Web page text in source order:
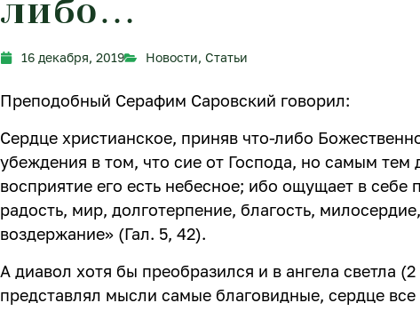
либо…
16 декабря, 2019 Новости, Статьи
Преподобный Серафим Саровский говорил:
Сердце христианское, приняв что-либо
убеждения в том, что сие от Господа, но самым тем
восприятие его есть небесное; ибо ощущает в
радость, мир, долготерпение, благость,
воздержание» (Гал. 5, 42).
А диавол хотя бы преобразился и в ангела светла
представлял мысли самые благовидные, сердце все